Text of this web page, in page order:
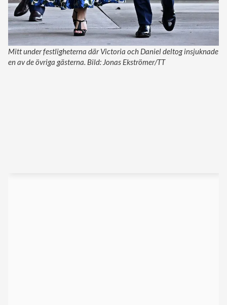
Mitt under festligheterna där Victoria och Daniel deltog insjuknade
en av de övriga gästerna. Bild: Jonas Ekströmer/TT